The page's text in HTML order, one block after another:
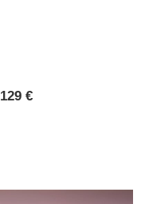
129 €